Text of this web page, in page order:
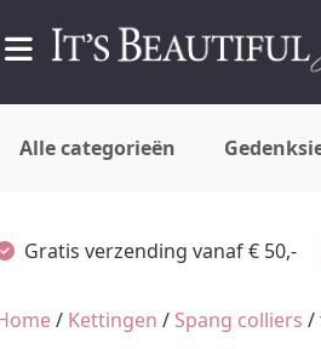
Alle categorieën
Gratis verzending vanaf € 50,-
/ Kettingen / Spang colliers /